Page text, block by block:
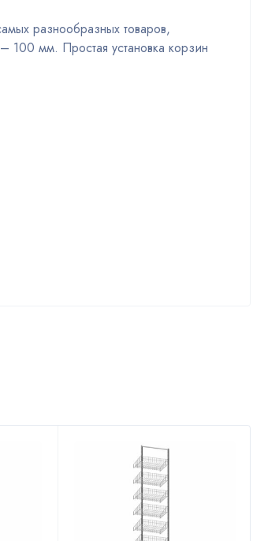
разнообразных товаров,
100 мм. Простая установка корзин